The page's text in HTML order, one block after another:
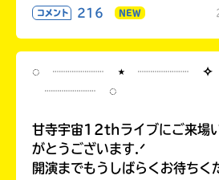
コメント 216 NEW
◌ ┈┈┈┈ ⋆ ┈┈┈┈ ✧
┈┈┈┈ ◌
甘寺宇宙12thライブにご来場
がとうございます.ᐟ
開演までもうしばらくお待ちく
ラ
る
で